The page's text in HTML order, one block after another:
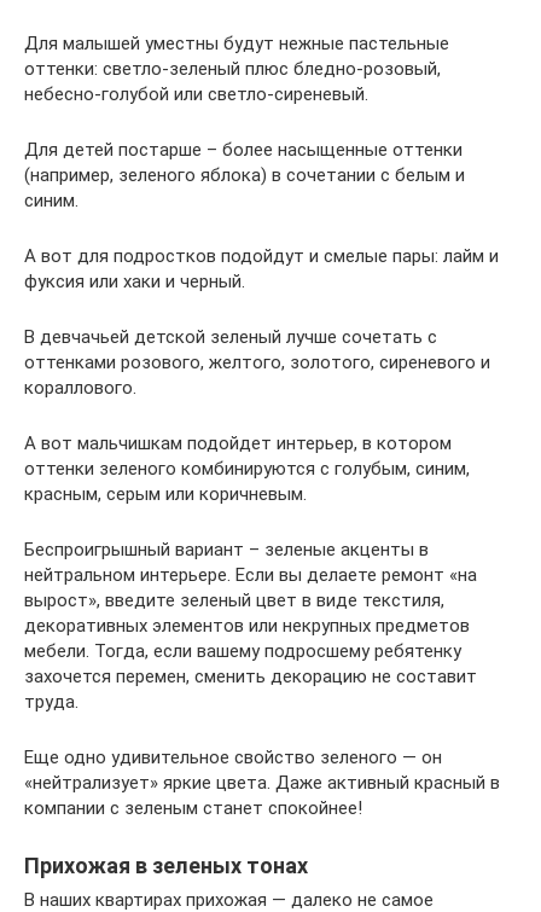
Для малышей уместны будут нежные пастельные
оттенки: светло-зеленый плюс бледно-розовый,
небесно-голубой или светло-сиреневый.
Для детей постарше – более насыщенные оттенки
(например, зеленого яблока) в сочетании с белым и
синим.
А вот для подростков подойдут и смелые пары: лайм и
фуксия или хаки и черный.
В девчачьей детской зеленый лучше сочетать с
оттенками розового, желтого, золотого, сиреневого и
кораллового.
А вот мальчишкам подойдет интерьер, в котором
оттенки зеленого комбинируются с голубым, синим,
красным, серым или коричневым.
Беспроигрышный вариант – зеленые акценты в
нейтральном интерьере. Если вы делаете ремонт «на
вырост», введите зеленый цвет в виде текстиля,
декоративных элементов или некрупных предметов
мебели. Тогда, если вашему подросшему ребятенку
захочется перемен, сменить декорацию не составит
труда.
Еще одно удивительное свойство зеленого — он
«нейтрализует» яркие цвета. Даже активный красный в
компании с зеленым станет спокойнее!
Прихожая в зеленых тонах
В наших квартирах прихожая — далеко не самое